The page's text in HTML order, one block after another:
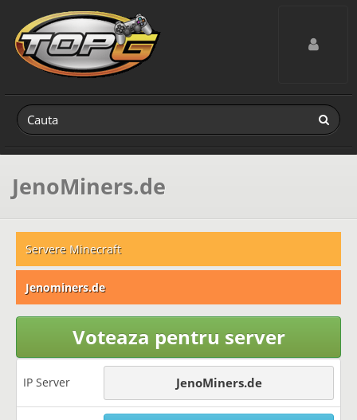
Toggle
JenoMiners.de
Servere Minecraft
Jenominers.de
Voteaza pentru server
IP Server JenoMiners.de